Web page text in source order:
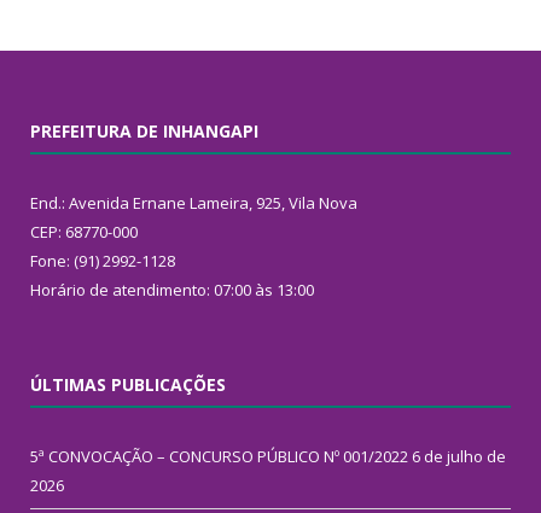
PREFEITURA DE INHANGAPI
End.: Avenida Ernane Lameira, 925, Vila Nova
CEP: 68770-000
Fone: (91) 2992-1128
Horário de atendimento: 07:00 às 13:00
ÚLTIMAS PUBLICAÇÕES
5ª CONVOCAÇÃO – CONCURSO PÚBLICO Nº 001/2022 6 de julho de
2026